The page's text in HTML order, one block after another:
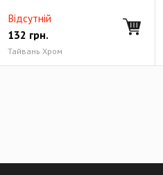
Відсутній
132 грн.
Тайвань Хром